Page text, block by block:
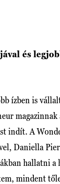
és
ízben is
indít. A
Daniella
hallatni a
mindent